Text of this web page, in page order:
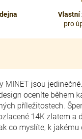
Vlastní
pro
MINET jsou
oceníte během
příležitostech.
14K zlatem a
co myslíte, k